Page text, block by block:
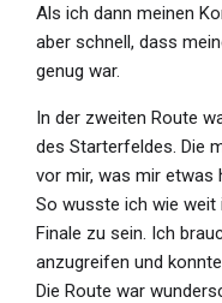
Als ich dann meinen
aber schnell, dass
genug war.
In der zweiten Route
des Starterfeldes. Die
vor mir, was mir etwas
So wusste ich wie
Finale zu sein. Ich
anzugreifen und
Die Route war